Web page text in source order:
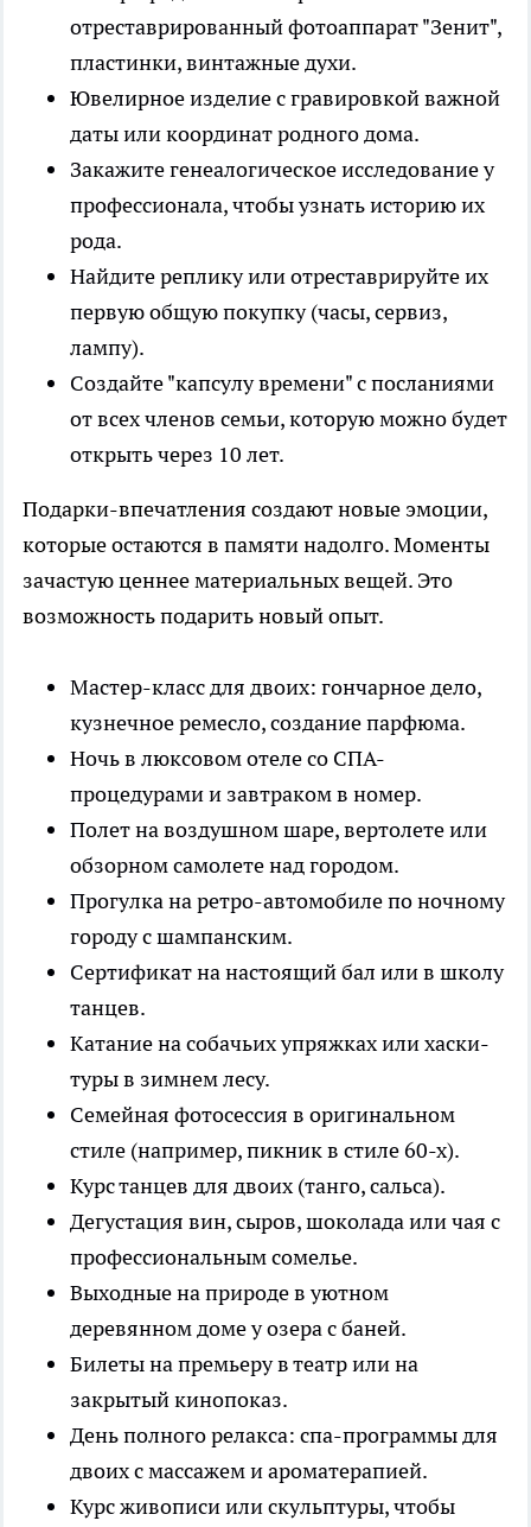
отреставрированный фотоаппарат "Зенит",
пластинки, винтажные духи.
Ювелирное изделие с гравировкой важной
даты или координат родного дома.
Закажите генеалогическое исследование у
профессионала, чтобы узнать историю их
рода.
Найдите реплику или отреставрируйте их
первую общую покупку (часы, сервиз,
лампу).
Создайте "капсулу времени" с посланиями
от всех членов семьи, которую можно будет
открыть через 10 лет.
Подарки-впечатления создают новые эмоции,
которые остаются в памяти надолго. Моменты
зачастую ценнее материальных вещей. Это
возможность подарить новый опыт.
Мастер-класс для двоих: гончарное дело,
кузнечное ремесло, создание парфюма.
Ночь в люксовом отеле со СПА-
процедурами и завтраком в номер.
Полет на воздушном шаре, вертолете или
обзорном самолете над городом.
Прогулка на ретро-автомобиле по ночному
городу с шампанским.
Сертификат на настоящий бал или в школу
танцев.
Катание на собачьих упряжках или хаски-
туры в зимнем лесу.
Семейная фотосессия в оригинальном
стиле (например, пикник в стиле 60-х).
Курс танцев для двоих (танго, сальса).
Дегустация вин, сыров, шоколада или чая с
профессиональным сомелье.
Выходные на природе в уютном
деревянном доме у озера с баней.
Билеты на премьеру в театр или на
закрытый кинопоказ.
День полного релакса: спа-программы для
двоих с массажем и ароматерапией.
Курс живописи или скульптуры, чтобы